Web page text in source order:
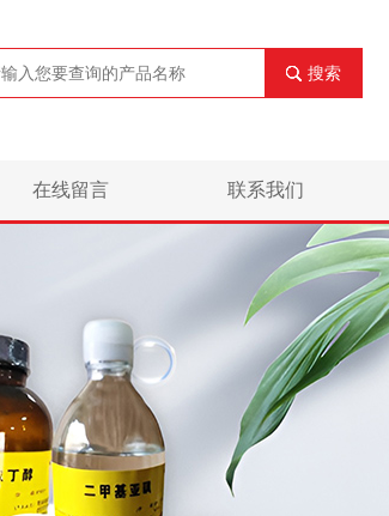
搜索
在线留言 联系我们